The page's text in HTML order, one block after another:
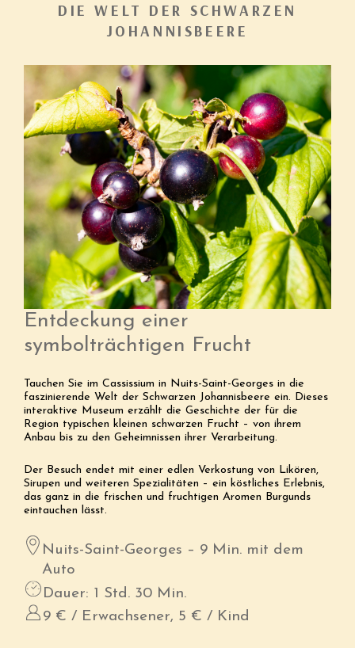
DIE WELT DER SCHWARZEN
JOHANNISBEERE
Entdeckung einer
symbolträchtigen Frucht
Tauchen Sie im Cassissium in Nuits-Saint-Georges in die
faszinierende Welt der Schwarzen Johannisbeere ein. Dieses
interaktive Museum erzählt die Geschichte der für die
Region typischen kleinen schwarzen Frucht – von ihrem
Anbau bis zu den Geheimnissen ihrer Verarbeitung.
Der Besuch endet mit einer edlen Verkostung von Likören,
Sirupen und weiteren Spezialitäten – ein köstliches Erlebnis,
das ganz in die frischen und fruchtigen Aromen Burgunds
eintauchen lässt.
Nuits-Saint-Georges – 9 Min. mit dem
Auto
Dauer: 1 Std. 30 Min.
9 € / Erwachsener, 5 € / Kind